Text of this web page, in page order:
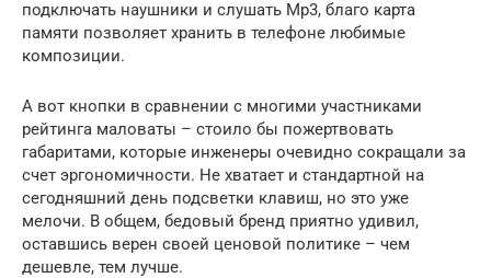
подключать наушники и слушать Mp3, благо карта
памяти позволяет хранить в телефоне любимые
композиции.
А вот кнопки в сравнении с многими участниками
рейтинга маловаты – стоило бы пожертвовать
габаритами, которые инженеры очевидно сокращали за
счет эргономичности. Не хватает и стандартной на
сегодняшний день подсветки клавиш, но это уже
мелочи. В общем, бедовый бренд приятно удивил,
оставшись верен своей ценовой политике – чем
дешевле, тем лучше.